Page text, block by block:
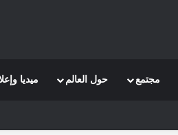
مجتمع حول العالم ميديا